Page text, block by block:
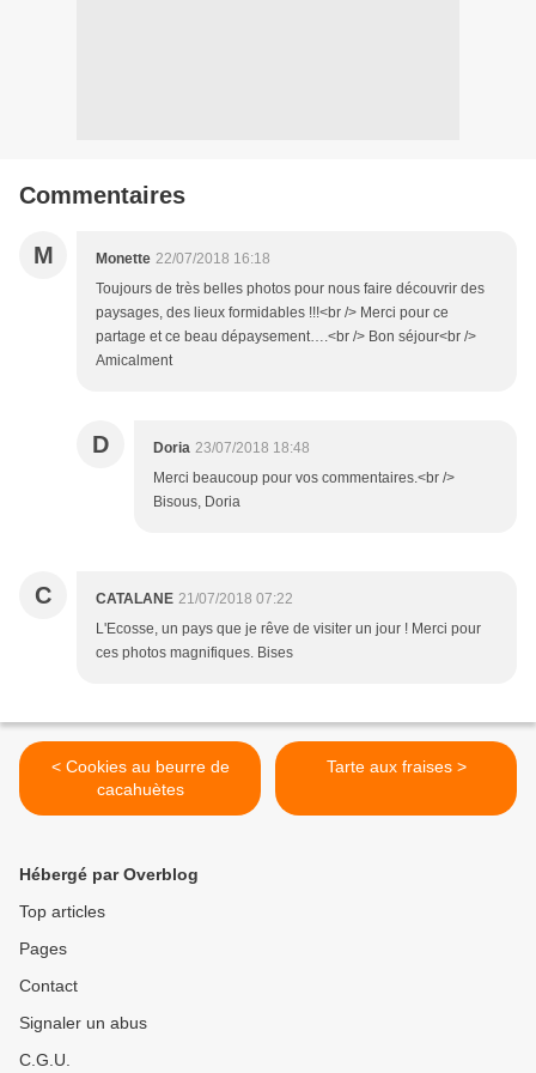
Commentaires
M Monette 22/07/2018 16:18
Toujours de très belles photos pour nous faire découvrir des
paysages, des lieux formidables !!!<br /> Merci pour ce
partage et ce beau dépaysement….<br /> Bon séjour<br />
Amicalment
D Doria 23/07/2018 18:48
Merci beaucoup pour vos commentaires.<br />
Bisous, Doria
C CATALANE 21/07/2018 07:22
L'Ecosse, un pays que je rêve de visiter un jour ! Merci pour
ces photos magnifiques. Bises
< Cookies au beurre de
cacahuètes
Tarte aux fraises >
Hébergé par Overblog
Top articles
Pages
Contact
Signaler un abus
C.G.U.